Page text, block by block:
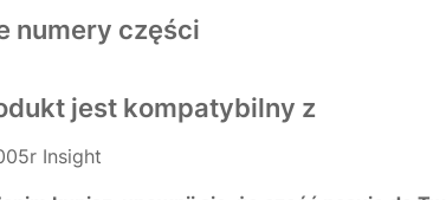
numery części
jest kompatybilny z
Insight